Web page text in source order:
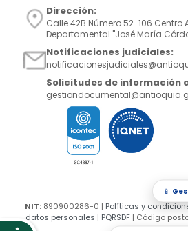
📱
Dirección:
Calle 42B Número 52-106
Departamental "José María
Notificaciones judiciales:
Solicitudes de información
NIT: 890900286-0 | Políticas y
datos personales | PQRSDF | Código